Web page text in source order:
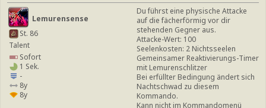
Lemurensense
St. 86
Talent
Sofort
1 Sek.
-
8y
8y
Du führst eine physische Attacke
auf die fächerförmig vor dir
stehenden Gegner aus.
Attacke-Wert: 100
Seelenkosten: 2 Nichtsseelen
Gemeinsamer Reaktivierungs-Timer
mit Lemurenschlitzer
Bei erfüllter Bedingung ändert sich
Nachtschwad zu diesem
Kommando.
Kann nicht im Kommandomenü